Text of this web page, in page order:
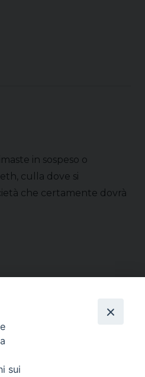
in sospeso o
culla dove si
che certamente dovrà
Responsabile Giuseppe Rabita
Amministrativo Salvatore Bruno
Cammarata, 21 – Piazza Armerina
sui